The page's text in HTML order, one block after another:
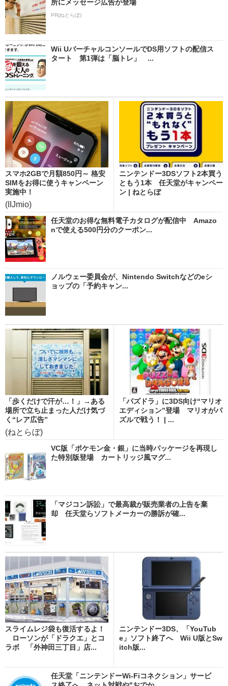
所にメッセージ広告が登場
PR(ねとらぼ)
Wii UバーチャルコンソールでDS用ソフトの配信ス
タート 第1弾は「脳トレ」 ...
スマホ2GBで月額850円～ 格安
SIMをお得に使うキャンペーン
実施中！
(IIJmio)
ニンテンドー3DSソフト2本買う
ともう1本 任天堂がキャンペー
ン | ねとらぼ
任天堂のお得な無料電子カタログが配信中 Amazo
nで使える500円分のクーポン...
ノルウェー委員会が、Nintendo Switchなどのeシ
ョップの「予約キャン...
「歩くだけで汗が…！」→ある
場所で立ち止まった人だけ気づ
く“レア広告”
(ねとらぼ)
「パズドラ」に3DS向け“マリオ
エディション”登場 マリオがパ
ズルで戦う！ | ...
VC版「ポケモン金・銀」に当時パッケージを再現し
た特別版登場 カートリッジ風マグ...
「マジコン訴訟」で最高裁が販売業者の上告を棄
却 任天堂らソフトメーカーの勝訴が確...
スライムレジ袋も復活するよ！
ローソンが「ドラクエ」とコ
ラボ 「外神田三丁目」店...
ニンテンドー3DS、「YouTub
e」ソフト終了へ Wii U版とSw
itch版...
任天堂「ニンテンドーWi-Fiコネクション」サービ